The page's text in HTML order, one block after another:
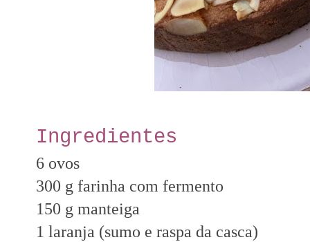
Ingredientes
6 ovos
300 g farinha com fermento
150 g manteiga
1 laranja (sumo e raspa da casca)